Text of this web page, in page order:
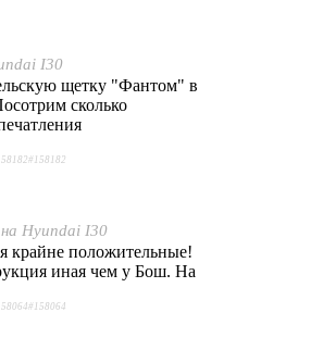
I30
щетку "Фантом" в
сколько
на Hyundai I30
крайне положительные!
иная чем у Бош. На